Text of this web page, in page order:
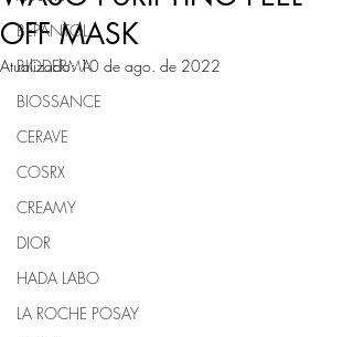
BEPANTOL
BIODERMA
BIOSSANCE
CERAVE
COSRX
CREAMY
DIOR
HADA LABO
LA ROCHE POSAY
OFF MASK
Atualizado:10 de ago. de 2022